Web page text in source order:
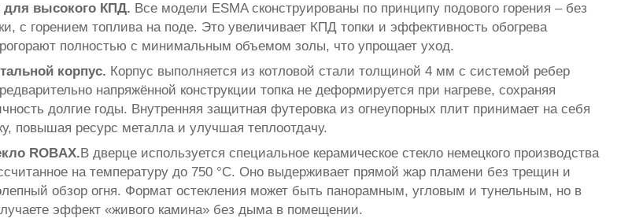
для высокого КПД. Все модели ESMA сконструированы по принципу подового горения – без
с горением топлива на поде. Это увеличивает КПД топки и эффективность обогрева
полностью с минимальным объемом золы, что упрощает уход.
корпус. Корпус выполняется из котловой стали толщиной 4 мм с системой ребер
напряжённой конструкции топка не деформируется при нагреве, сохраняя
долгие годы. Внутренняя защитная футеровка из огнеупорных плит принимает на себя
повышая ресурс металла и улучшая теплоотдачу.
ROBAX.В дверце используется специальное керамическое стекло немецкого производства
на температуру до 750 °С. Оно выдерживает прямой жар пламени без трещин и
обзор огня. Формат остекления может быть панорамным, угловым и тунельным, но в
эффект «живого камина» без дымa в помещении.